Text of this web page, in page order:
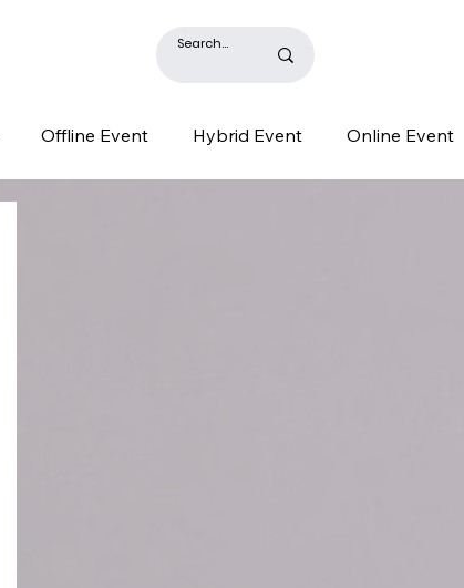
Offline Event Hybrid Event Online Event